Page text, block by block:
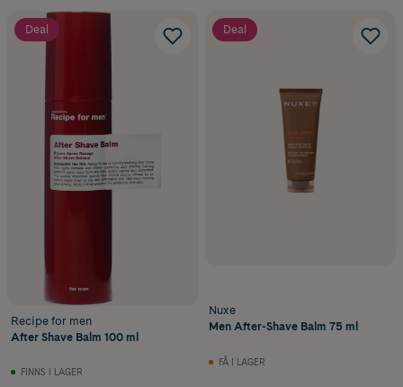
Deal
Recipe for men
After Shave Balm 100 ml
FINNS I LAGER
Deal
Nuxe
Men After-Shave Balm 75 ml
FÅ I LAGER